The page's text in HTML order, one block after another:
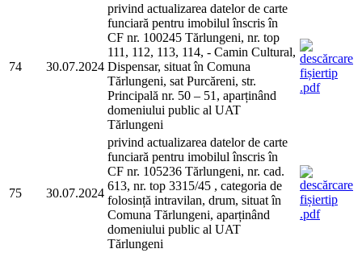
74 30.07.2024
privind actualizarea datelor de carte
funciară pentru imobilul înscris în
CF nr. 100245 Tărlungeni, nr. top
111, 112, 113, 114, - Camin Cultural,
Dispensar, situat în Comuna
Tărlungeni, sat Purcăreni, str.
Principală nr. 50 – 51, aparținând
domeniului public al UAT
Tărlungeni
75 30.07.2024
privind actualizarea datelor de carte
funciară pentru imobilul înscris în
CF nr. 105236 Tărlungeni, nr. cad.
613, nr. top 3315/45 , categoria de
folosință intravilan, drum, situat în
Comuna Tărlungeni, aparținând
domeniului public al UAT
Tărlungeni